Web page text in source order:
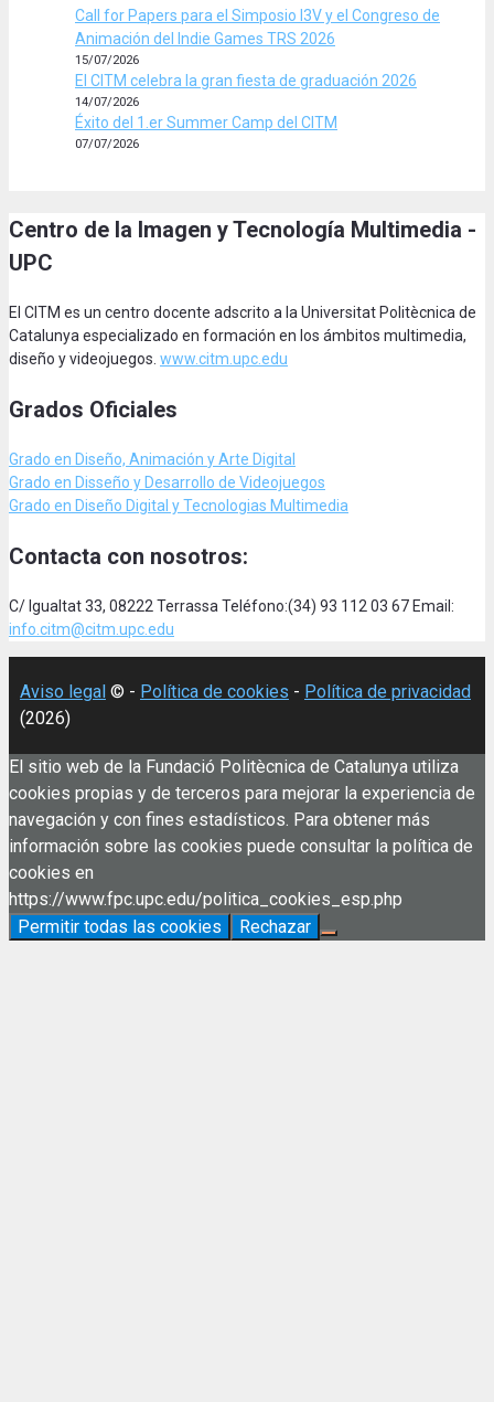
Call for Papers para el Simposio I3V y el Congreso de
Animación del Indie Games TRS 2026
15/07/2026
El CITM celebra la gran fiesta de graduación 2026
14/07/2026
Éxito del 1.er Summer Camp del CITM
07/07/2026
Centro de la Imagen y Tecnología Multimedia -
UPC
El CITM es un centro docente adscrito a la Universitat Politècnica de
Catalunya especializado en formación en los ámbitos multimedia,
diseño y videojuegos. www.citm.upc.edu
Grados Oficiales
Grado en Diseño, Animación y Arte Digital
Grado en Disseño y Desarrollo de Videojuegos
Grado en Diseño Digital y Tecnologias Multimedia
Contacta con nosotros:
C/ Igualtat 33, 08222 Terrassa Teléfono:(34) 93 112 03 67 Email:
info.citm@citm.upc.edu
Aviso legal © - Política de cookies - Política de privacidad
(2026)
El sitio web de la Fundació Politècnica de Catalunya utiliza
cookies propias y de terceros para mejorar la experiencia de
navegación y con fines estadísticos. Para obtener más
información sobre las cookies puede consultar la política de
cookies en
https://www.fpc.upc.edu/politica_cookies_esp.php
Permitir todas las cookies
Rechazar